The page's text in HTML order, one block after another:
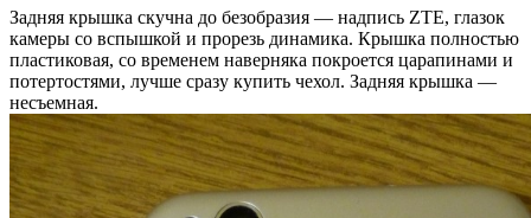
Задняя крышка скучна до безобразия — надпись ZTE, глазок
камеры со вспышкой и прорезь динамика. Крышка полностью
пластиковая, со временем наверняка покроется царапинами и
потертостями, лучше сразу купить чехол. Задняя крышка —
несъемная.